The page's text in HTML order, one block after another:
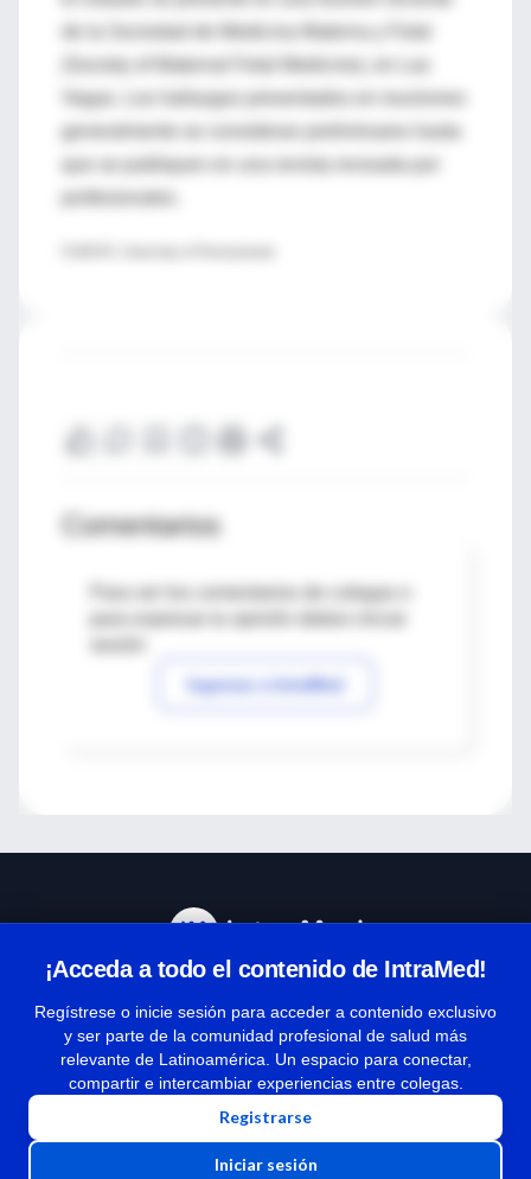
Vegas. Los hallazgos presentados en reuniones
generalmente se consideran preliminares hasta
que se publiquen en una revista revisada por
Comentarios
Para ver los comentarios de colegas o
Ingresar a IntraMed
¡Acceda a todo el contenido de IntraMed!
Regístrese o inicie sesión para acceder a contenido exclusivo
y ser parte de la comunidad profesional de salud más
relevante de Latinoamérica. Un espacio para conectar,
compartir e intercambiar experiencias entre colegas.
Registrarse
Iniciar sesión
Términos y condiciones
| Políticas de privacidad
| Todos los derechos reservados | Copyright 1997-2026